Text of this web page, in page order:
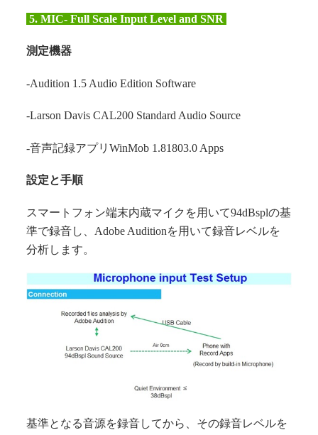
5.MIC- Full Scale Input Level and SNR
測定機器
-Audition 1.5 Audio Edition Software
-Larson Davis CAL200 Standard Audio Source
-音声記録アプリWinMob 1.81803.0 Apps
設定と手順
スマートフォン端末内蔵マイクを用いて94dBsplの基
準で録音し、Adobe Auditionを用いて録音レベルを
分析します。
基準となる音源を録音してから、その録音レベルを